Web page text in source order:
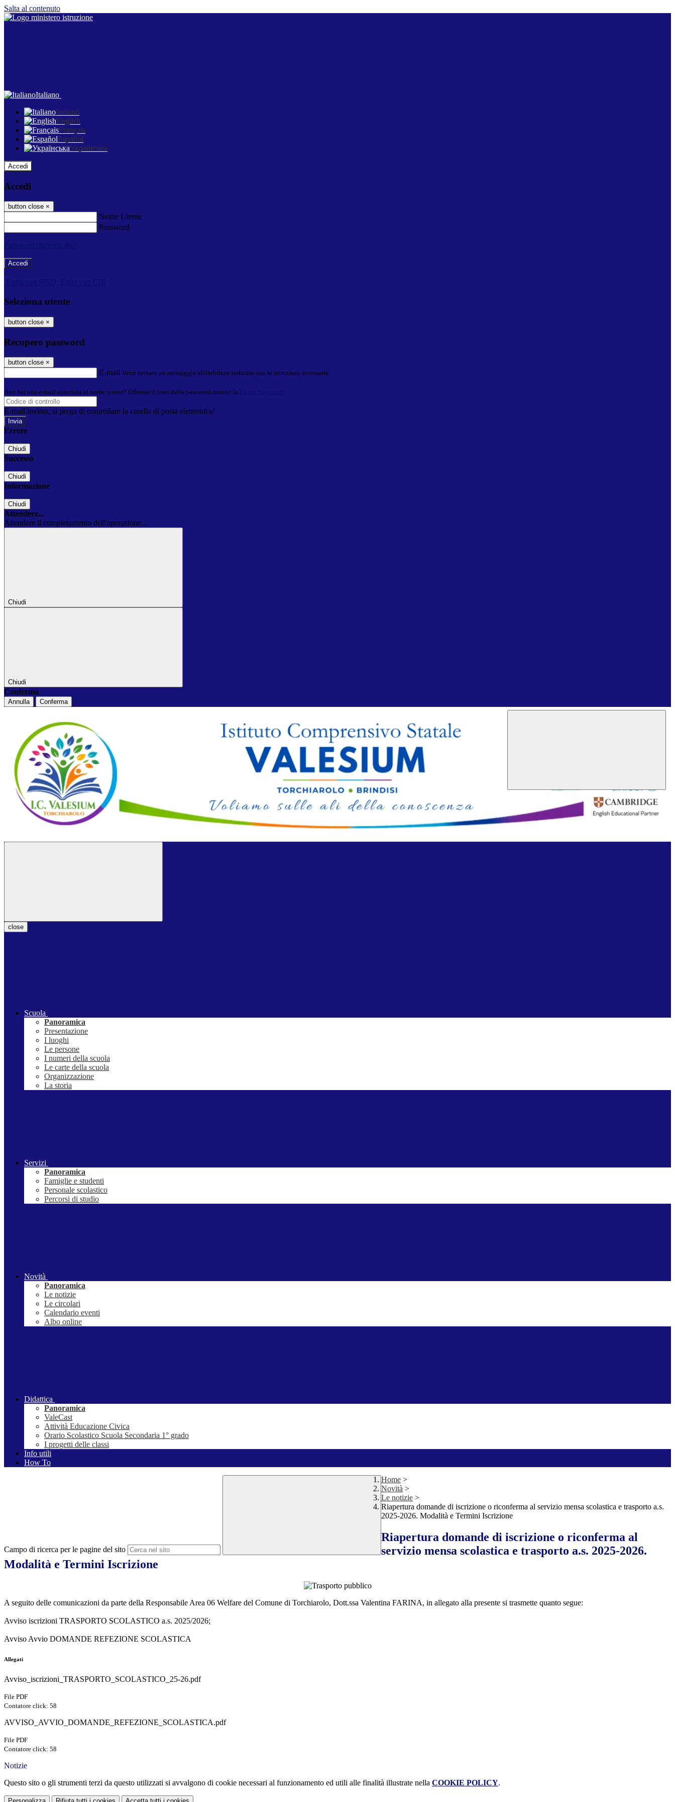
Salta al contenuto
Italiano
Italiano
English
Français
Español
Українська
Accedi
Accedi
button close ×
Nome Utente
Password
-
Seleziona utente
button close ×
Recupero password
button close ×
E-mail Verrà inviato un messaggio all'indirizzo indicato con le istruzioni necessarie.
Non hai una e-mail associata al nome utente? Effettua il reset della password tramite la
E-mail inviata, si prega di controllare la casella di posta elettronica!
Errore
Chiudi
Successo
Chiudi
Informazione
Chiudi
Attendere...
Attendere il completamento dell'operazione...
Chiudi
Chiudi
Conferma
Annulla Conferma
close
Scuola
Panoramica
Presentazione
I luoghi
Le persone
I numeri della scuola
Le carte della scuola
Organizzazione
La storia
Servizi
Panoramica
Famiglie e studenti
Personale scolastico
Percorsi di studio
Novità
Panoramica
Le notizie
Le circolari
Calendario eventi
Albo online
Didattica
Panoramica
ValeCast
Attività Educazione Civica
Orario Scolastico Scuola Secondaria 1° grado
I progetti delle classi
Info utili
How To
Campo di ricerca per le pagine del sito
Home >
Novità >
Le notizie >
Riapertura domande di iscrizione o riconferma al servizio mensa scolastica e trasporto a.s.
2025-2026. Modalità e Termini Iscrizione
Riapertura domande di iscrizione o riconferma al
servizio mensa scolastica e trasporto a.s. 2025-2026.
Modalità e Termini Iscrizione
A seguito delle comunicazioni da parte della Responsabile Area 06 Welfare del Comune di Torchiarolo, Dott.ssa Valentina FARINA, in allegato alla presente si trasmette quanto segue:
Avviso iscrizioni TRASPORTO SCOLASTICO a.s. 2025/2026;
Avviso Avvio DOMANDE REFEZIONE SCOLASTICA
Allegati
Avviso_iscrizioni_TRASPORTO_SCOLASTICO_25-26.pdf
File PDF
Contatore click: 58
AVVISO_AVVIO_DOMANDE_REFEZIONE_SCOLASTICA.pdf
File PDF
Contatore click: 58
Notizie
Questo sito o gli strumenti terzi da questo utilizzati si avvalgono di cookie necessari al funzionamento ed utili alle finalità illustrate nella COOKIE POLICY.